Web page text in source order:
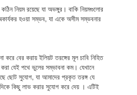
নিয়ম রয়েছে যা অভঙ্গুর। বাকি নিয়মগুলোর
হওয়া সম্ভব, যা একে অসীম সম্ভবনার
করে বের করায় ইলিয়ট তরঙ্গের মূল চাবি নিহিত
যেই পথে ভুলের সম্ভাবনা কম। যেখানে
ছোট সুযোগ, যা আমাদের প্রকৃত তরঙ্গ যে
দিকে কিছু লাভ করার সুযোগ করে দেয় । এটিই